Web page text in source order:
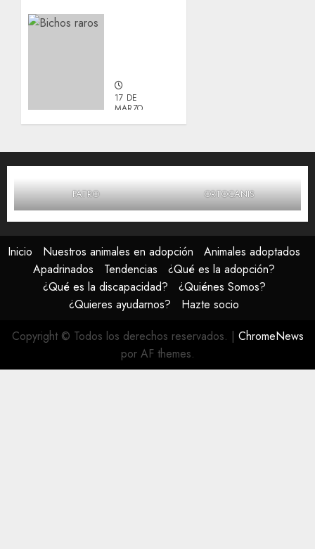
17 DE
MARZO,
FATRO ORTOCANIS
Inicio Nuestros animales en adopción
Animales adoptados
Apadrinados
Tendencias
¿Qué es la adopción?
¿Qué es la discapacidad?
¿Quiénes Somos?
¿Quieres ayudarnos?
Hazte socio
Copyright © Todos los derechos reservados. | ChromeNews
por AF themes.